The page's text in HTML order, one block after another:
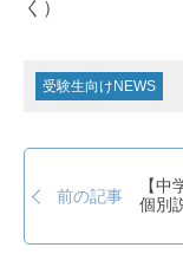
く）
受験生向けNEWS
前の記事
【
個別